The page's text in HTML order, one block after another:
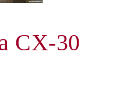
CX-30